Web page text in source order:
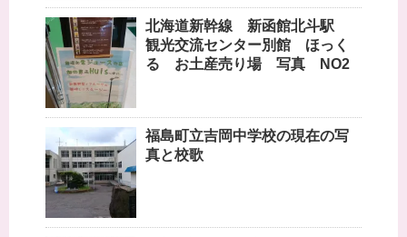
北海道新幹線 新函館北斗駅
観光交流センター別館 ほっく
る お土産売り場 写真 NO2
福島町立吉岡中学校の現在の写
真と校歌